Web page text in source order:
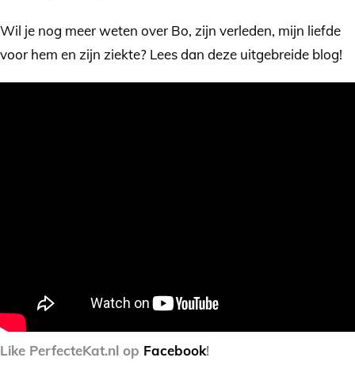
Wil je nog meer weten over Bo, zijn verleden, mijn liefde
voor hem en zijn ziekte? Lees dan deze uitgebreide blog!
Like PerfecteKat.nl op Facebook!